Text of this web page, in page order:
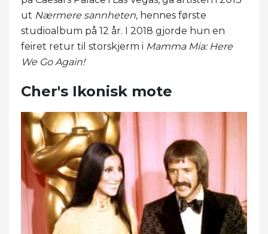
ut Nærmere sannheten, hennes første
studioalbum på 12 år. I 2018 gjorde hun en
feiret retur til storskjerm i Mamma Mia: Here
We Go Again!
Cher's Ikonisk mote